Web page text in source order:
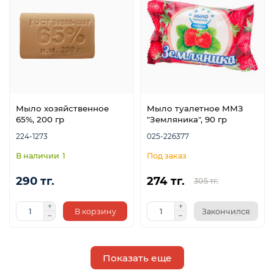
Мыло хозяйственное
65%, 200 гр
224-1273
1
290 тг.
В корзину
Мыло туалетное ММЗ
"Земляника", 90 гр
025-226377
274 тг. 305 тг.
Закончился
Показать еще